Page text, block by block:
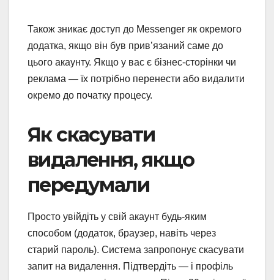
Також зникає доступ до Messenger як окремого
додатка, якщо він був прив’язаний саме до
цього акаунту. Якщо у вас є бізнес-сторінки чи
реклама — їх потрібно перенести або видалити
окремо до початку процесу.
Як скасувати
видалення, якщо
передумали
Просто увійдіть у свій акаунт будь-яким
способом (додаток, браузер, навіть через
старий пароль). Система запропонує скасувати
запит на видалення. Підтвердіть — і профіль